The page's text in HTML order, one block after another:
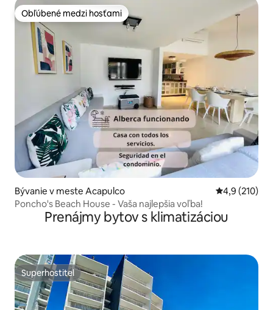
Obľúbené medzi hosťami
Obľúbené medzi hosťami
Bývanie v meste Acapulco Priemerné
4,9 (210)
Poncho's Beach House - Vaša najlepšia voľba!
Prenájmy bytov s klimatizáciou
Superhostiteľ
Superhostiteľ